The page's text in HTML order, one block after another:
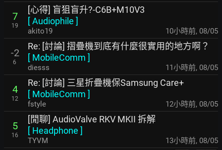
7
19
[心得] 盲狙盲升?-C6B+M10V3
[Audiophile ]
akito19 10小時前, 08/05
-2
6
Re: [討論] 摺疊機到底有什麼很實用的地方啊？
[ MobileComm ]
diesss 11小時前, 08/05
4
12
Re: [討論] 三星折疊機保Samsung Care+
[ MobileComm ]
fstyle 12小時前, 08/05
5
16
[閒聊] AudioValve RKV MKII 拆解
[ Headphone ]
TYVM 13小時前, 08/05